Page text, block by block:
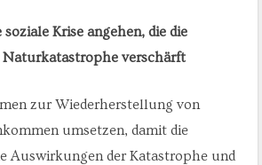
Krise angehen, die die
verschärft
zur Wiederherstellung von
umsetzen, damit die
Auswirkungen der Katastrophe und